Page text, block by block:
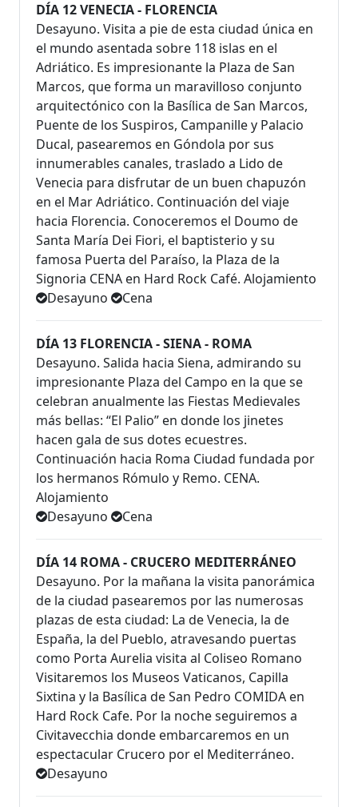
DÍA 12 VENECIA - FLORENCIA
Desayuno. Visita a pie de esta ciudad única en
el mundo asentada sobre 118 islas en el
Adriático. Es impresionante la Plaza de San
Marcos, que forma un maravilloso conjunto
arquitectónico con la Basílica de San Marcos,
Puente de los Suspiros, Campanille y Palacio
Ducal, pasearemos en Góndola por sus
innumerables canales, traslado a Lido de
Venecia para disfrutar de un buen chapuzón
en el Mar Adriático. Continuación del viaje
hacia Florencia. Conoceremos el Doumo de
Santa María Dei Fiori, el baptisterio y su
famosa Puerta del Paraíso, la Plaza de la
Signoria CENA en Hard Rock Café. Alojamiento
Desayuno
Cena
DÍA 13 FLORENCIA - SIENA - ROMA
Desayuno. Salida hacia Siena, admirando su
impresionante Plaza del Campo en la que se
celebran anualmente las Fiestas Medievales
más bellas: “El Palio” en donde los jinetes
hacen gala de sus dotes ecuestres.
Continuación hacia Roma Ciudad fundada por
los hermanos Rómulo y Remo. CENA.
Alojamiento
Desayuno
Cena
DÍA 14 ROMA - CRUCERO MEDITERRÁNEO
Desayuno. Por la mañana la visita panorámica
de la ciudad pasearemos por las numerosas
plazas de esta ciudad: La de Venecia, la de
España, la del Pueblo, atravesando puertas
como Porta Aurelia visita al Coliseo Romano
Visitaremos los Museos Vaticanos, Capilla
Sixtina y la Basílica de San Pedro COMIDA en
Hard Rock Cafe. Por la noche seguiremos a
Civitavecchia donde embarcaremos en un
espectacular Crucero por el Mediterráneo.
Desayuno